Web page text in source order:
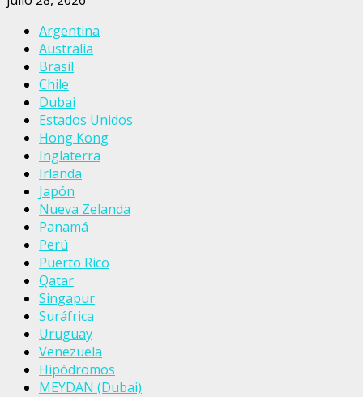
Argentina
Australia
Brasil
Chile
Dubai
Estados Unidos
Hong Kong
Inglaterra
Irlanda
Japón
Nueva Zelanda
Panamá
Perú
Puerto Rico
Qatar
Singapur
Suráfrica
Uruguay
Venezuela
Hipódromos
MEYDAN (Dubai)